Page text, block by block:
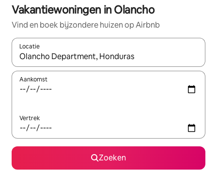
Vakantiewoningen in Olancho
Vind en boek bijzondere huizen op Airbnb
Locatie
Wanneer er suggesties beschikbaar zijn, maak je een keuze
Aankomst
Vertrek
Zoeken